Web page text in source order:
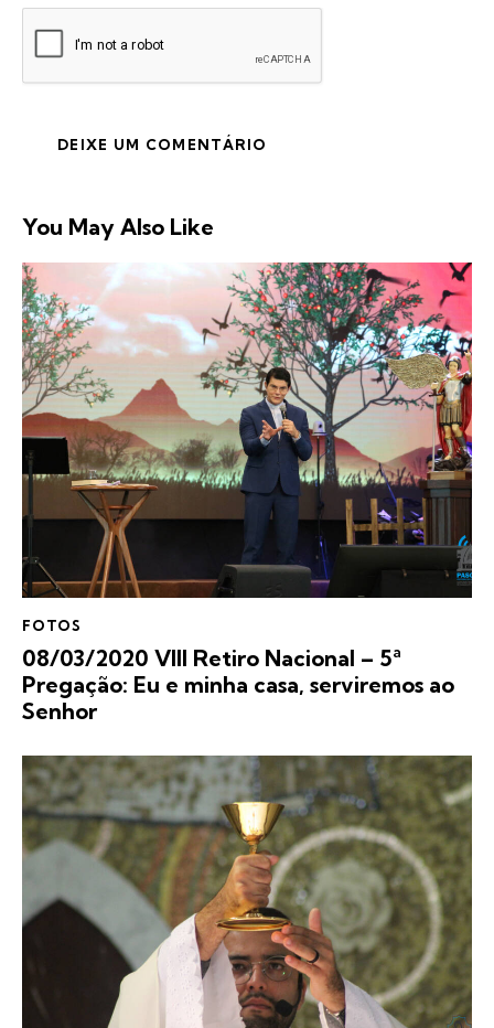
You May Also Like
FOTOS
08/03/2020 VIII Retiro Nacional – 5ª
Pregação: Eu e minha casa, serviremos ao
Senhor